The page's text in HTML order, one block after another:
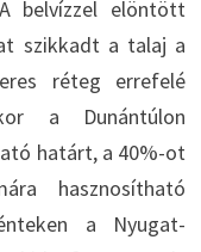
belvízzel elöntött
szikkadt a talaj a
réteg errefelé
a Dunántúlon
határt, a 40%-ot
hasznosítható
a Nyugat-